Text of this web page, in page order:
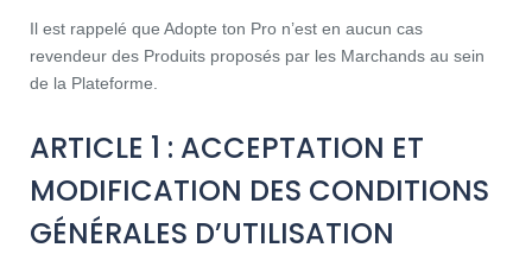
Il est rappelé que Adopte ton Pro n’est en aucun cas
revendeur des Produits proposés par les Marchands au sein
de la Plateforme.
ARTICLE 1 : ACCEPTATION ET
MODIFICATION DES CONDITIONS
GÉNÉRALES D’UTILISATION